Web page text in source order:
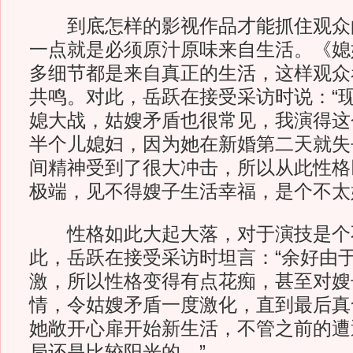
到底怎样的影视作品才能抓住观众
一点就是必须原汁原味来自生活。《
多细节都是来自真正的生活，这样观
共鸣。对此，岳跃在接受采访时说：“
媳大战，姑嫂矛盾也很常见，我演得
半个儿媳妇，因为她在新婚第二天就
间精神受到了很大冲击，所以从此性
极端，见不得嫂子生活幸福，是个不
性格如此大起大落，对于演技是个
此，岳跃在接受采访时坦言：“余好由
激，所以性格变得有点花痴，甚至对
情，令姑嫂矛盾一度激化，直到最后
她敞开心扉开始新生活，不管之前的